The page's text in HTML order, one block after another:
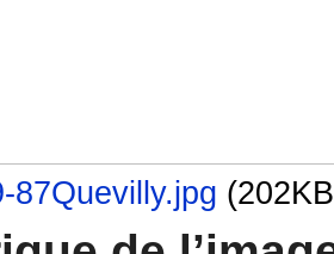
87Quevilly.jpg